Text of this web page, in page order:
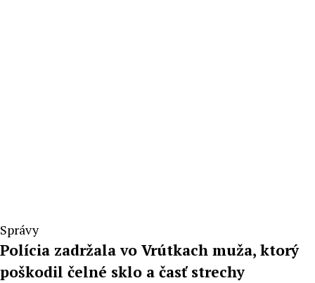
Správy
Polícia zadržala vo Vrútkach muža, ktorý
poškodil čelné sklo a časť strechy